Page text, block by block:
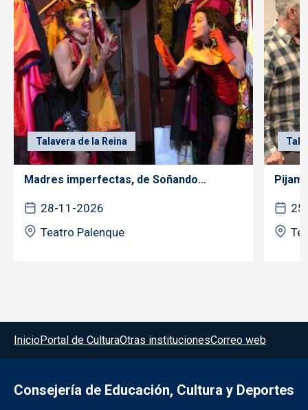
Talavera de la Reina
Madres imperfectas, de Soñando...
28-11-2026
Teatro Palenque
Menú del pie
InicioPortal de CulturaOtras institucionesCorreo web
Consejería de Educación, Cultura y Deportes